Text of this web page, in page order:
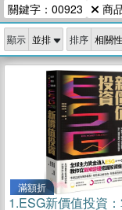
關鍵字：00923
商
顯示 排序
滿額折
1.ESG新價值投資